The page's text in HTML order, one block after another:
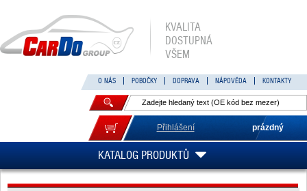
KVALITA
DOSTUPNÁ
VŠEM
O NÁS POBOČKY DOPRAVA NÁPOVĚDA KONTAKTY
Přihlášení prázdný
KATALOG PRODUKTŮ